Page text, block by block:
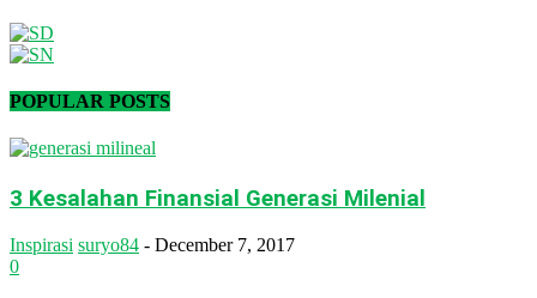
POPULAR POSTS
3 Kesalahan Finansial Generasi Milenial
Inspirasi suryo84 - December 7, 2017
0